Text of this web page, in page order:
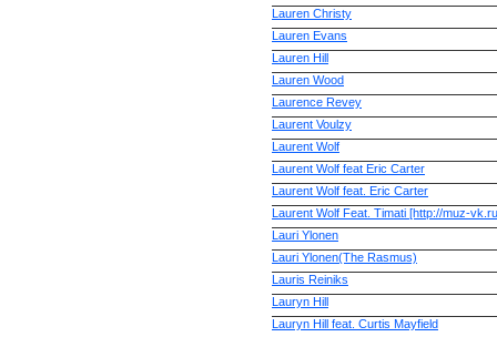
Lauren Christy
Lauren Evans
Lauren Hill
Lauren Wood
Laurence Revey
Laurent Voulzy
Laurent Wolf
Laurent Wolf feat Eric Carter
Laurent Wolf feat. Eric Carter
Laurent Wolf Feat. Timati [http://muz-
Lauri Ylonen
Lauri Ylonen(The Rasmus)
Lauris Reiniks
Lauryn Hill
Lauryn Hill feat. Curtis Mayfield